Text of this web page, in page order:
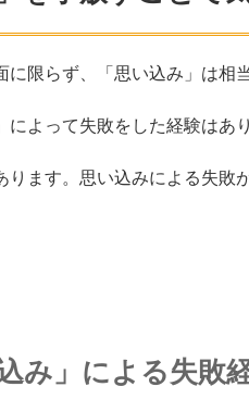
に限らず、「思い込み」は相
によって失敗をした経験はあ
ます。思い込みによる失敗が
み」による失敗